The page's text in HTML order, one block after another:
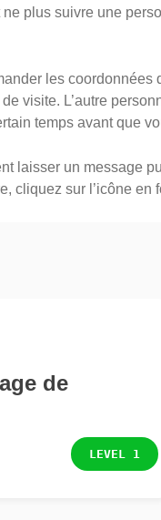
plus suivre une
les coordonnées
visite. L’autre
temps avant que
laisser un message
cliquez sur l’icône en
de
LEVEL 1